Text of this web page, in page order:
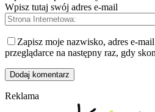
Wpisz tutaj swój adres e-mail
Zapisz moje nazwisko, adres e-
przeglądarce na następny raz, gdy
Reklama